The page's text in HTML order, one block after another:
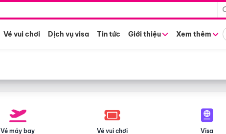
Vé vui chơi Dịch vụ visa Tin tức Giới thiệu Xem thêm
Vé máy bay Vé vui chơi Visa